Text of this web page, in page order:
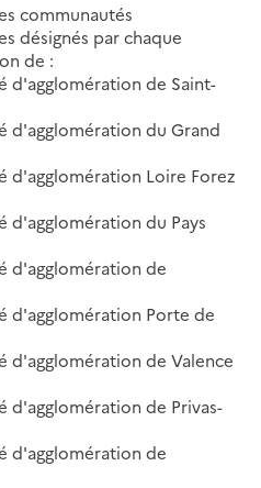
communautés
désignés par chaque
de :
d'agglomération de Saint-
d'agglomération du Grand
d'agglomération Loire Forez
d'agglomération du Pays
d'agglomération de
d'agglomération Porte de
d'agglomération de Valence
d'agglomération de Privas-
d'agglomération de